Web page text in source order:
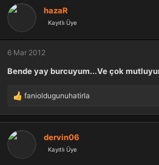
hazaR
Kayıtlı Üye
6 Mar 2012
Bende yay burcuyum...Ve çok
T
p
k
l
fanioldugunuhatirla
dervin06
Kayıtlı Üye